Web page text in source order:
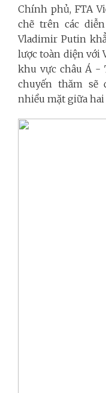
Chính phủ, FTA
chẽ trên các
Vladimir Putin
lược toàn diện với
khu vực châu Á -
chuyến thăm sẽ
nhiều mặt giữa